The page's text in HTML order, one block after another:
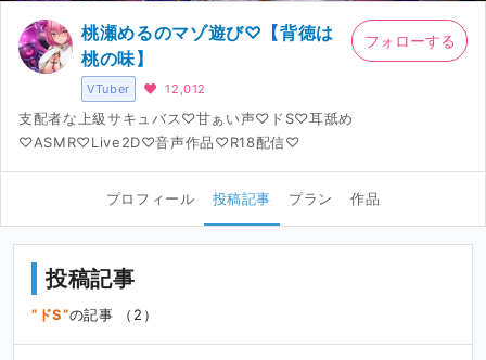
VTuber
桃瀬めるのマゾ遊び♡【背徳は
桃の味】
12,012
支配者な上級サキュバス♡甘ぁい声♡ドS♡耳舐め
♡ASMR♡Live2D♡音声作品♡R18配信♡
フォローする
プロフィール 投稿記事 プラン 作品
投稿記事
ドS の記事 （2）